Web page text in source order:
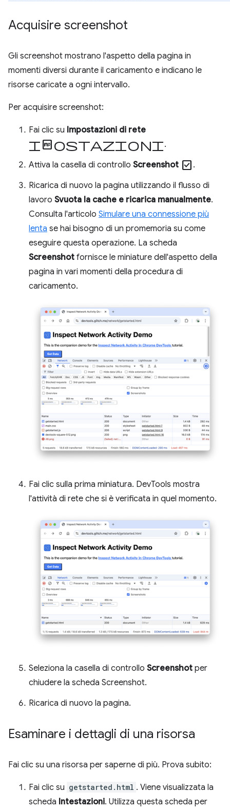
Acquisire screenshot
Gli screenshot mostrano l'aspetto della pagina in
momenti diversi durante il caricamento e indicano le
risorse caricate a ogni intervallo.
Per acquisire screenshot:
Fai clic su Impostazioni di rete
Impostazioni.
Attiva la casella di controllo Screenshot check_box .
Ricarica di nuovo la pagina utilizzando il flusso di
lavoro Svuota la cache e ricarica manualmente.
Consulta l'articolo Simulare una connessione più
lenta se hai bisogno di un promemoria su come
eseguire questa operazione. La scheda
Screenshot fornisce le miniature dell'aspetto della
pagina in vari momenti della procedura di
caricamento.
Fai clic sulla prima miniatura. DevTools mostra
l'attività di rete che si è verificata in quel momento.
Seleziona la casella di controllo Screenshot per
chiudere la scheda Screenshot.
Ricarica di nuovo la pagina.
Esaminare i dettagli di una risorsa
Fai clic su una risorsa per saperne di più. Prova subito:
Fai clic su getstarted.html . Viene visualizzata la
scheda Intestazioni. Utilizza questa scheda per